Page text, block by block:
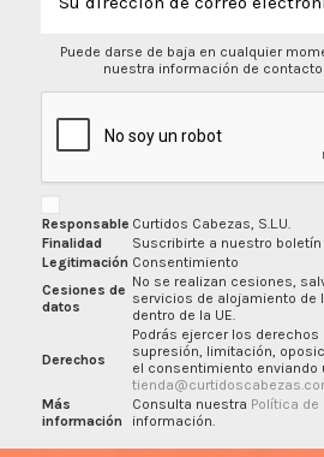
Puede darse de baja en cualquier
nuestra información de contacto
Responsable Curtidos Cabezas, S.L.U.
Finalidad
Suscribirte a nuestro
Legitimación Consentimiento
Cesiones de
datos
No se realizan cesiones,
servicios de alojamiento de
dentro de la UE.
Derechos
Podrás ejercer los
supresión, limitación,
el consentimiento enviando
Más
información
Consulta nuestra Política de
información.